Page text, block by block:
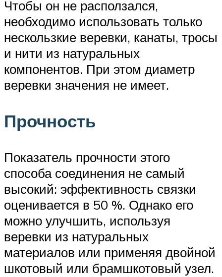
Чтобы он не расползался,
необходимо использовать только
нескользкие веревки, канаты, тросы
и нити из натуральных
компонентов. При этом диаметр
веревки значения не имеет.
Прочность
Показатель прочности этого
способа соединения не самый
высокий: эффективность связки
оценивается в 50 %. Однако его
можно улучшить, используя
веревки из натуральных
материалов или применяя двойной
шкотовый или брамшкотовый узел.